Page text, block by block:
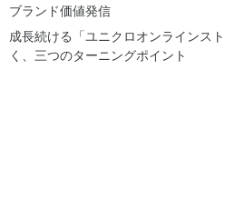
ブランド価値発信
成長続ける「ユニクロオンラインス
く、三つのターニングポイント